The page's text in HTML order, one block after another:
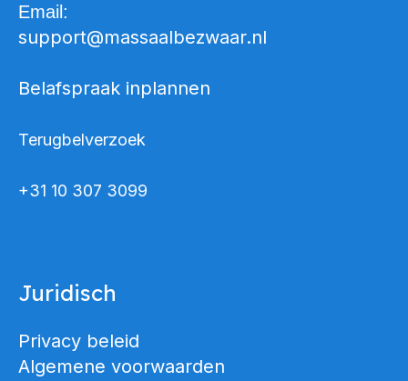
Email:
support@massaalbezwaar.nl
Belafspraak inplannen
Terugbelverzoek
+31 10 307 3099
Juridisch
Privacy beleid
Algemene voorwaarden